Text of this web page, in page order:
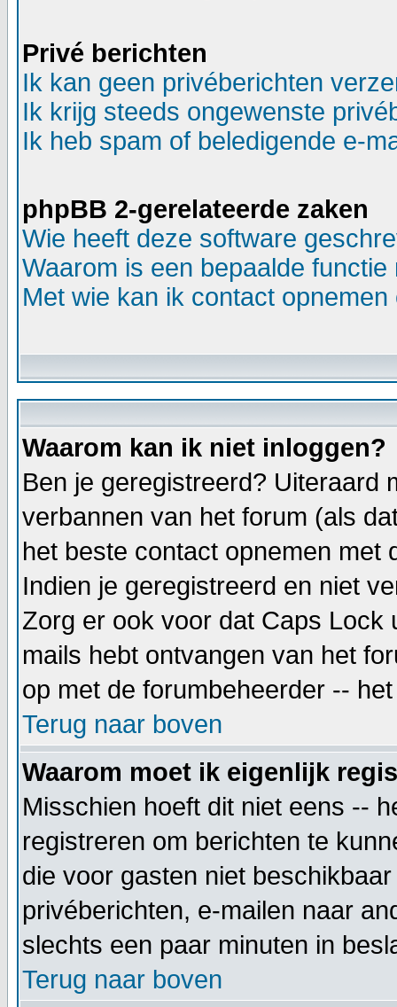
Privé berichten
Ik kan geen privéberichten
Ik krijg steeds ongewenste
Ik heb spam of beledigende e-
phpBB 2-gerelateerde zaken
Wie heeft deze software
Waarom is een bepaalde
Met wie kan ik contact
Waarom kan ik niet inloggen?
Ben je geregistreerd? Uiteraard
verbannen van het forum (als
het beste contact opnemen met
Indien je geregistreerd en niet
Zorg er ook voor dat Caps Lock
mails hebt ontvangen van het
op met de forumbeheerder --
Terug naar boven
Waarom moet ik eigenlijk
Misschien hoeft dit niet eens --
registreren om berichten te
die voor gasten niet
privéberichten, e-mailen naar
slechts een paar minuten in
Terug naar boven